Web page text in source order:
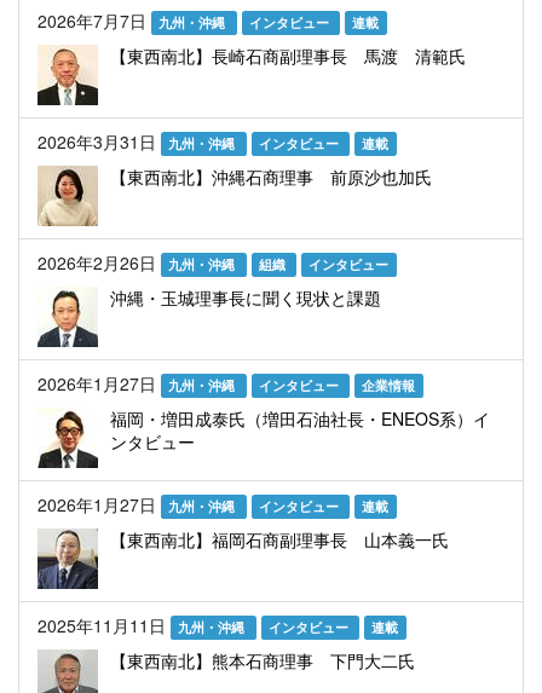
2026年7月7日 九州・沖縄 インタビュー 連載
【東西南北】長崎石商副理事長 馬渡 清範氏
2026年3月31日 九州・沖縄 インタビュー 連載
【東西南北】沖縄石商理事 前原沙也加氏
2026年2月26日 九州・沖縄 組織 インタビュー
沖縄・玉城理事長に聞く現状と課題
2026年1月27日 九州・沖縄 インタビュー 企業情報
福岡・増田成泰氏（増田石油社長・ENEOS系）イ
ンタビュー
2026年1月27日 九州・沖縄 インタビュー 連載
【東西南北】福岡石商副理事長 山本義一氏
2025年11月11日 九州・沖縄 インタビュー 連載
【東西南北】熊本石商理事 下門大二氏